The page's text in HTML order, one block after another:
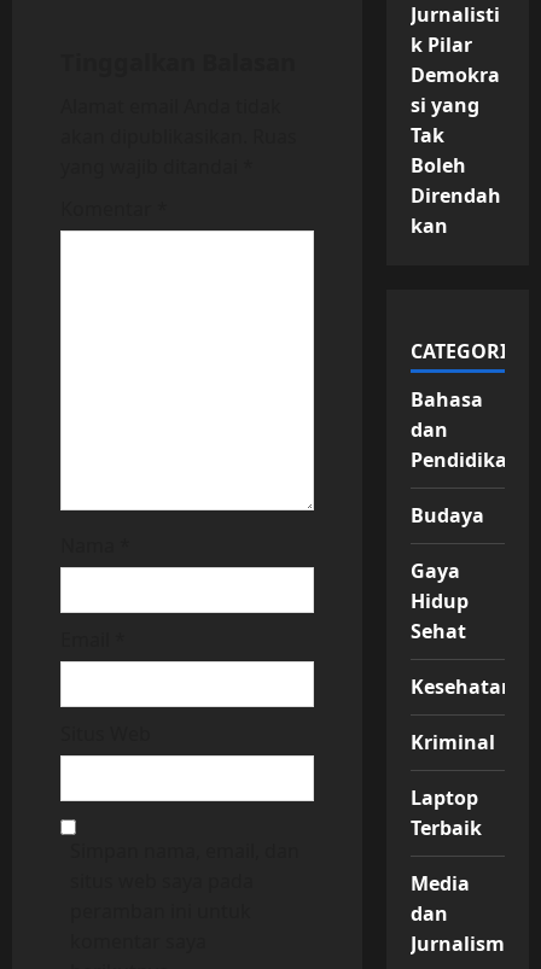
Jurnalisti
k Pilar
Demokra
si yang
Tak
Boleh
Direndah
kan
CATEGORIES
Bahasa
dan
Pendidikan
Budaya
Gaya
Hidup
Sehat
Kesehatan
Kriminal
Laptop
Terbaik
Media
dan
Jurnalisme